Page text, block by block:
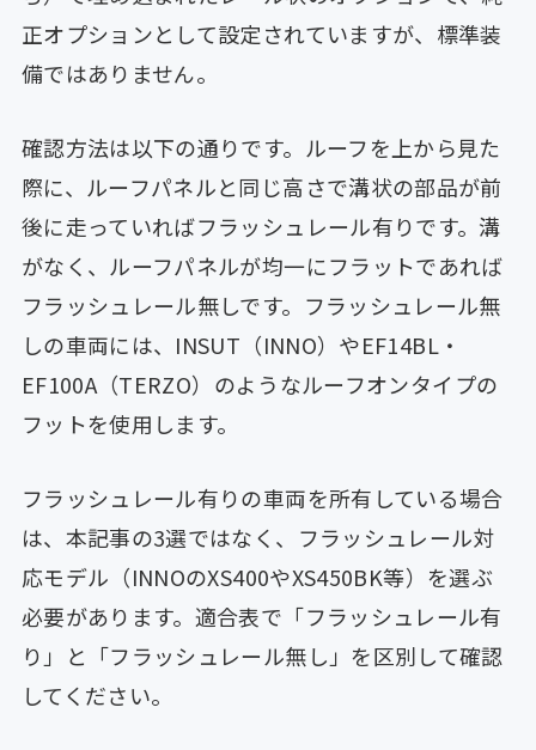
正オプションとして設定されていますが、標準装
備ではありません。
確認方法は以下の通りです。ルーフを上から見た
際に、ルーフパネルと同じ高さで溝状の部品が前
後に走っていればフラッシュレール有りです。溝
がなく、ルーフパネルが均一にフラットであれば
フラッシュレール無しです。フラッシュレール無
しの車両には、INSUT（INNO）やEF14BL・
EF100A（TERZO）のようなルーフオンタイプの
フットを使用します。
フラッシュレール有りの車両を所有している場合
は、本記事の3選ではなく、フラッシュレール対
応モデル（INNOのXS400やXS450BK等）を選ぶ
必要があります。適合表で「フラッシュレール有
り」と「フラッシュレール無し」を区別して確認
してください。